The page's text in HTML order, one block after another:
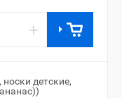
+
носки детские,